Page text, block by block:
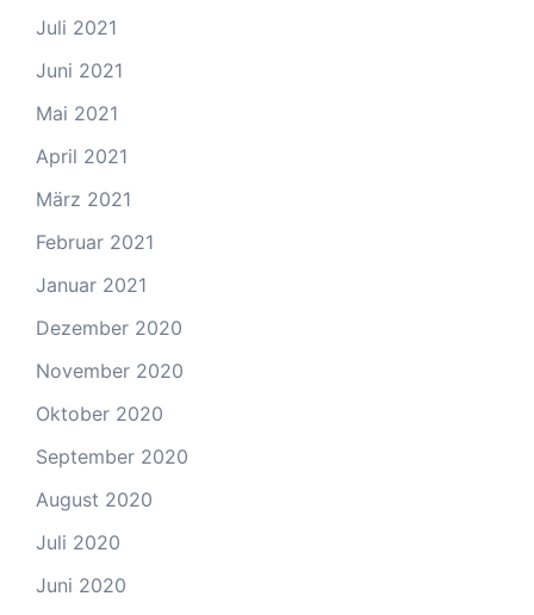
Juli 2021
Juni 2021
Mai 2021
April 2021
März 2021
Februar 2021
Januar 2021
Dezember 2020
November 2020
Oktober 2020
September 2020
August 2020
Juli 2020
Juni 2020